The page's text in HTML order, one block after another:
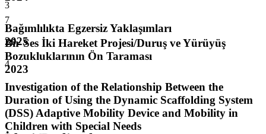
7
Bir Ses İki Hareket Projesi/Duruş ve Yürüyüş
Bozukluklarının Ön Taraması
2023
3
Bağımlılıkta Egzersiz Yaklaşımları
2025
4
Investigation of the Relationship Between the
Duration of Using the Dynamic Scaffolding System
(DSS) Adaptive Mobility Device and Mobility in
Children with Special Needs